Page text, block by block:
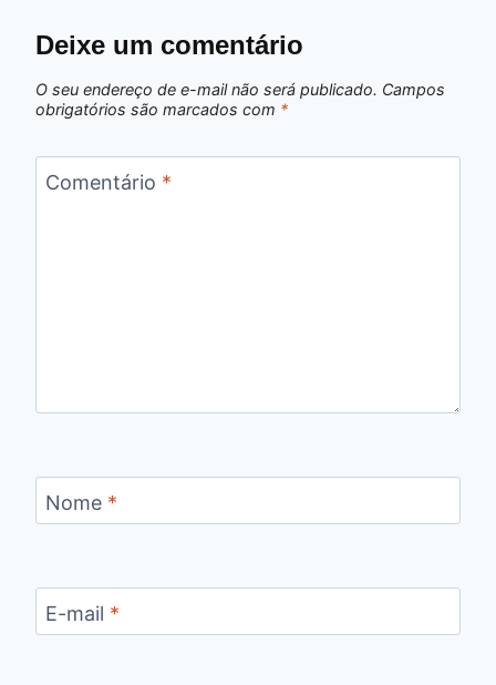
Deixe um comentário
O seu endereço de e-mail não será publicado. Campos
obrigatórios são marcados com *
Comentário *
Nome *
E-mail *